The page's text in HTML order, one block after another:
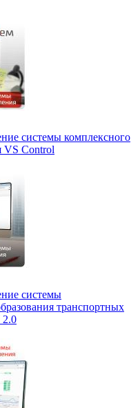
системы комплексного
VS Control
системы
транспортных
2.0